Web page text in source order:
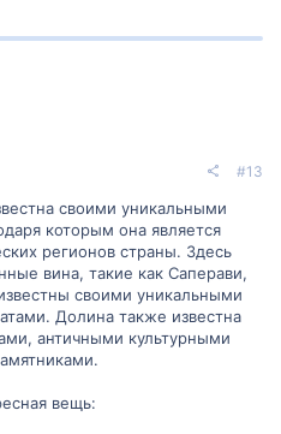
#13
своими уникальными
которым она является
регионов страны. Здесь
вина, такие как Саперави,
своими уникальными
Долина также известна
античными культурными
вещь: